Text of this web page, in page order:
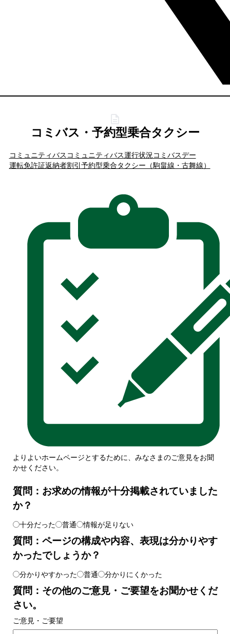
コミバス・予約型乗合タクシー
コミュニティバス コミュニティバス運行状況 コミバスデー
運転免許証返納者割引予約型乗合タクシー（駒畠線・古舞線）
よりよいホームページとするために、みなさまのご意見をお聞
かせください。
質問：お求めの情報が十分掲載されていました
か？
十分だった 普通 情報が足りない
質問：ページの構成や内容、表現は分かりやす
かったでしょうか？
分かりやすかった 普通 分かりにくかった
質問：その他のご意見・ご要望をお聞かせくだ
さい。
ご意見・ご要望